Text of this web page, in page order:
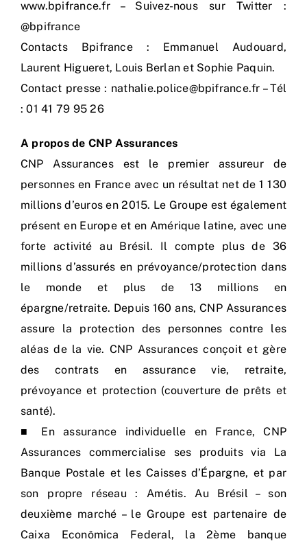
www.bpifrance.fr – Suivez-nous sur Twitter :
@bpifrance
Contacts Bpifrance : Emmanuel Audouard,
Laurent Higueret, Louis Berlan et Sophie Paquin.
Contact presse : nathalie.police@bpifrance.fr – Tél
: 01 41 79 95 26
A propos de CNP Assurances
CNP Assurances est le premier assureur de
personnes en France avec un résultat net de 1 130
millions d’euros en 2015. Le Groupe est également
présent en Europe et en Amérique latine, avec une
forte activité au Brésil. Il compte plus de 36
millions d’assurés en prévoyance/protection dans
le monde et plus de 13 millions en
épargne/retraite. Depuis 160 ans, CNP Assurances
assure la protection des personnes contre les
aléas de la vie. CNP Assurances conçoit et gère
des contrats en assurance vie, retraite,
prévoyance et protection (couverture de prêts et
santé).
■ En assurance individuelle en France, CNP
Assurances commercialise ses produits via La
Banque Postale et les Caisses d’Épargne, et par
son propre réseau : Amétis. Au Brésil – son
deuxième marché – le Groupe est partenaire de
Caixa Econômica Federal, la 2ème banque